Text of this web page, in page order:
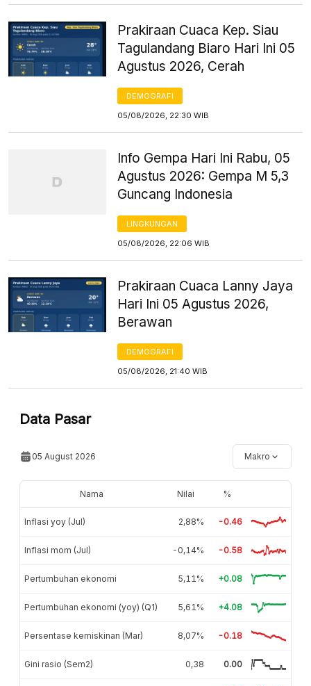
Prakiraan Cuaca Kep. Siau
Tagulandang Biaro Hari Ini 05
Agustus 2026, Cerah
DEMOGRAFI
05/08/2026, 22:30 WIB
Info Gempa Hari Ini Rabu, 05
Agustus 2026: Gempa M 5,3
Guncang Indonesia
LINGKUNGAN
05/08/2026, 22:06 WIB
Prakiraan Cuaca Lanny Jaya
Hari Ini 05 Agustus 2026,
Berawan
DEMOGRAFI
05/08/2026, 21:40 WIB
Data Pasar
05 August 2026 Makro
Nama Nilai %
Inflasi yoy (Jul) 2,88% -0.46
Inflasi mom (Jul) -0,14% -0.58
Pertumbuhan ekonomi 5,11% +0.08
Pertumbuhan ekonomi (yoy) (Q1) 5,61% +4.08
Persentase kemiskinan (Mar) 8,07% -0.18
Gini rasio (Sem2) 0,38 0.00